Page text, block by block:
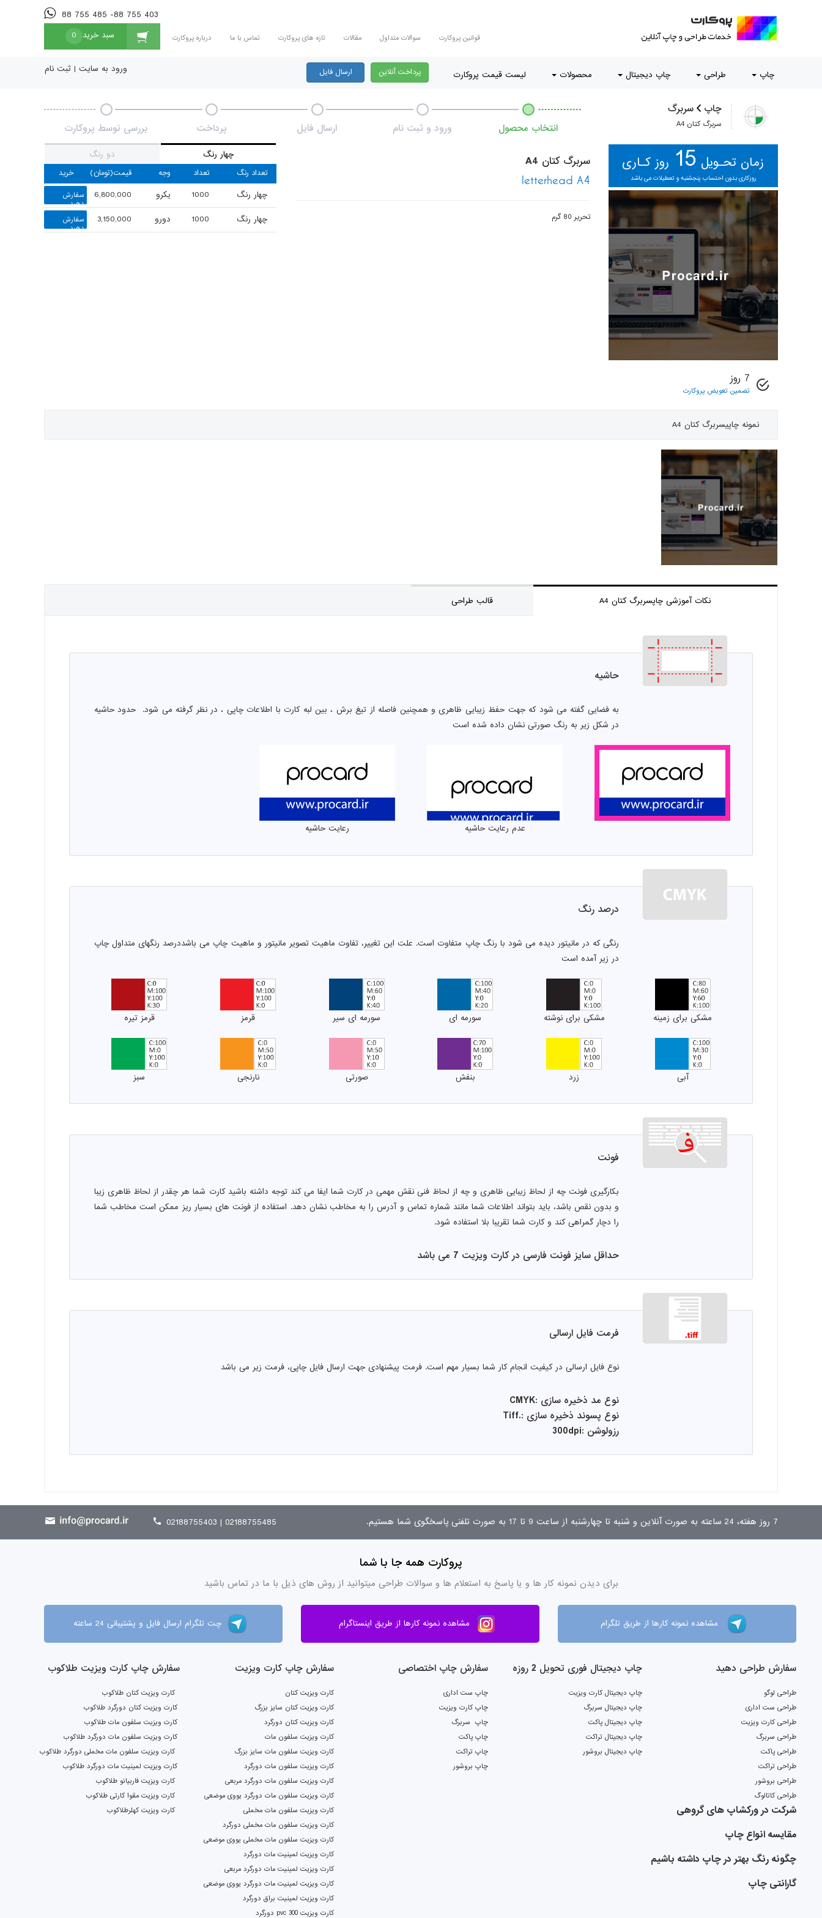
قوانین پروکارت سوالات متداول مقالات تازه های پروکارت تماس با ما درباره پروکارت
88 755 485 -88 755 403
سبد خرید 0
چاپ طراحی چاپ دیجیتال محصولات لیست قیمت پروکارت پرداخت آنلاین ارسال فایل ورود به سایت | ثبت نام
چاپ سربرگ
سربرگ کتان A4 انتخاب محصول ورود و ثبت نام ارسال فایل پرداخت بررسی توسط پروکارت
زمان تحـویل 15 روز کـاری
روزکاری بدون احتساب پنجشنبه و تعطیلات می باشد
7 روز
تضمین تعویض پروکارت
سربرگ کتان A4
letterhead A4
تحریر 80 گرم
چهار رنگ دو رنگ
تعداد رنگ تعداد وجه قیمت(تومان) خرید
چهار رنگ 1000 یکرو 6,800,000
سفارش
دهید
چهار رنگ 1000 دورو 3,150,000
سفارش
دهید
نمونه چاپیسربرگ کتان A4
نکات آموزشی چاپسربرگ کتان A4 قالب طراحی
حاشیه
به فضایی گفته می شود که جهت حفظ زیبایی ظاهری و همچنین فاصله از تیغ برش ، بین لبه کارت با اطلاعات چاپی ، در نظر گرفته می شود. حدود حاشیه
در شکل زیر به رنگ صورتی نشان داده شده است
عدم رعایت حاشیه رعایت حاشیه
درصد رنگ
رنگی که در مانیتور دیده می شود با رنگ چاپ متفاوت است. علت این تغییر، تفاوت ماهیت تصویر مانیتور و ماهیت چاپ می باشددرصد رنگهای متداول چاپ
در زیر آمده است
مشکی برای زمینه مشکی برای نوشته سورمه ای سورمه ای سیر قرمز قرمز تیره
آبی زرد بنفش صورتی نارنجی سبز
فونت
بکارگیری فونت چه از لحاظ زیبایی ظاهری و چه از لحاظ فنی نقش مهمی در کارت شما ایفا می کند توجه داشته باشید کارت شما هر چقدر از لحاظ ظاهری زیبا
و بدون نقص باشد، باید بتواند اطلاعات شما مانند شماره تماس و آدرس را به مخاطب نشان دهد. استفاده از فونت های بسیار ریز ممکن است مخاطب شما
را دچار گمراهی کند و کارت شما تقریبا بلا استفاده شود.
حداقل سایز فونت فارسی در کارت ویزیت 7 می باشد
فرمت فایل ارسالی
نوع فایل ارسالی در کیفیت انجام کار شما بسیار مهم است. فرمت پیشنهادی جهت ارسال فایل چاپی، فرمت زیر می باشد
نوع مد ذخیره سازی :CMYK
نوع پسوند ذخیره سازی :.Tiff
رزولوشن :300dpi
7 روز هفته، 24 ساعته به صورت آنلاین و شنبه تا چهارشنبه از ساعت 9 تا 17 به صورت تلفنی پاسخگوی شما هستیم. 02188755485 | 02188755403
پروکارت همه جا با شما
برای دیدن نمونه کار ها و یا پاسخ به استعلام ها و سوالات طراحی میتوانید از روش های ذیل با ما در تماس باشید
مشاهده نمونه کارها از طریق تلگرام مشاهده نمونه کارها از طریق اینستاگرام چت تلگرام ارسال فایل و پشتیبانی 24 ساعته
سفارش طراحی دهید
طراحی لوگو
طراحی ست اداری
طراحی کارت ویزیت
طراحی سربرگ
طراحی پاکت
طراحی تراکت
طراحی بروشور
طراحی کاتالوگ
شرکت در ورکشاپ های گروهی
مقایسه انواع چاپ
چگونه رنگ بهتر در چاپ داشته باشیم
گارانتی چاپ
چاپ دیجیتال فوری تحویل 2 روزه
چاپ دیجیتال کارت ویزیت
چاپ دیجیتال سربرگ
چاپ دیجیتال پاکت
چاپ دیجیتال تراکت
چاپ دیجیتال بروشور
سفارش چاپ اختصاصی
چاپ ست اداری
چاپ کارت ویزیت
چاپ سربرگ
چاپ پاکت
چاپ تراکت
چاپ بروشور
سفارش چاپ کارت ویزیت
کارت ویزیت کتان
کارت ویزیت کتان سایز بزرگ
کارت ویزیت کتان دورگرد
کارت ویزیت سلفون مات
کارت ویزیت سلفون مات سایز بزرگ
کارت ویزیت سلفون مات دورگرد
کارت ویزیت سلفون مات دورگرد مربعی
کارت ویزیت سلفون مات دورگرد یووی موضعی
کارت ویزیت سلفون مات مخملی
کارت ویزیت سلفون مات مخملی دورگرد
کارت ویزیت سلفون مات مخملی یووی موضعی
کارت ویزیت لمینیت مات دورگرد
کارت ویزیت لمینیت مات دورگرد مربعی
کارت ویزیت لمینیت مات دورگرد یووی موضعی
کارت ویزیت لمینیت براق دورگرد
کارت ویزیت pvc 300 دورگرد
سفارش چاپ کارت ویزیت طلاکوب
کارت ویزیت کتان طلاکوب
کارت ویزیت کتان دورگرد طلاکوب
کارت ویزیت سلفون مات طلاکوب
کارت ویزیت سلفون مات دورگرد طلاکوب
کارت ویزیت سلفون مات مخملی دورگرد طلاکوب
کارت ویزیت لمینیت مات دورگرد طلاکوب
کارت ویزیت فاربیانو طلاکوب
کارت ویزیت مقوا کارتی طلاکوب
کارت ویزیت کهلرطلاکوب